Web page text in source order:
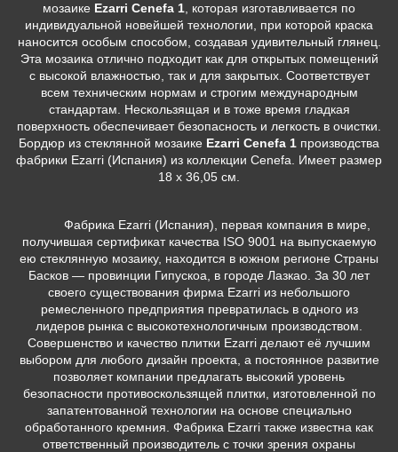
мозаике Ezarri Cenefa 1, которая изготавливается по
индивидуальной новейшей технологии, при которой краска
наносится особым способом, создавая удивительный глянец.
Эта мозаика отлично подходит как для открытых помещений
с высокой влажностью, так и для закрытых. Соответствует
всем техническим нормам и строгим международным
стандартам. Нескользящая и в тоже время гладкая
поверхность обеспечивает безопасность и легкость в очистки.
Бордюр из стеклянной мозаике Ezarri Cenefa 1 производства
фабрики Ezarri (Испания) из коллекции Cenefa. Имеет размер
18 х 36,05 см.
Фабрика Ezarri (Испания), первая компания в мире,
получившая сертификат качества ISO 9001 на выпускаемую
ею стеклянную мозаику, находится в южном регионе Страны
Басков — провинции Гипускоа, в городе Лазкао. За 30 лет
своего существования фирма Ezarri из небольшого
ремесленного предприятия превратилась в одного из
лидеров рынка с высокотехнологичным производством.
Совершенство и качество плитки Ezarri делают её лучшим
выбором для любого дизайн проекта, а постоянное развитие
позволяет компании предлагать высокий уровень
безопасности противоскользящей плитки, изготовленной по
запатентованной технологии на основе специально
обработанного кремния. Фабрика Ezarri также известна как
ответственный производитель с точки зрения охраны